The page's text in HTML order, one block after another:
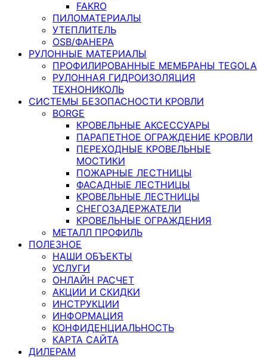
FAKRO
ПИЛОМАТЕРИАЛЫ
УТЕПЛИТЕЛЬ
OSB/ФАНЕРА
РУЛОННЫЕ МАТЕРИАЛЫ
ПРОФИЛИРОВАННЫЕ МЕМБРАНЫ TEGOLA
РУЛОННАЯ ГИДРОИЗОЛЯЦИЯ
ТЕХНОНИКОЛЬ
СИСТЕМЫ БЕЗОПАСНОСТИ КРОВЛИ
BORGE
КРОВЕЛЬНЫЕ АКСЕССУАРЫ
ПАРАПЕТНОЕ ОГРАЖДЕНИЕ КРОВЛИ
ПЕРЕХОДНЫЕ КРОВЕЛЬНЫЕ
МОСТИКИ
ПОЖАРНЫЕ ЛЕСТНИЦЫ
ФАСАДНЫЕ ЛЕСТНИЦЫ
КРОВЕЛЬНЫЕ ЛЕСТНИЦЫ
СНЕГОЗАДЕРЖАТЕЛИ
КРОВЕЛЬНЫЕ ОГРАЖДЕНИЯ
МЕТАЛЛ ПРОФИЛЬ
ПОЛЕЗНОЕ
НАШИ ОБЪЕКТЫ
УСЛУГИ
ОНЛАЙН РАСЧЕТ
АКЦИИ И СКИДКИ
ИНСТРУКЦИИ
ИНФОРМАЦИЯ
КОНФИДЕНЦИАЛЬНОСТЬ
КАРТА САЙТА
ДИЛЕРАМ